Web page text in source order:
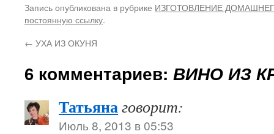
Запись опубликована в рубрике ИЗГОТОВЛЕНИЕ
постоянную ссылку.
← УХА ИЗ ОКУНЯ
6 комментариев: ВИНО ИЗ
Татьянаговорит:
Июль 8, 2013 в 05:53